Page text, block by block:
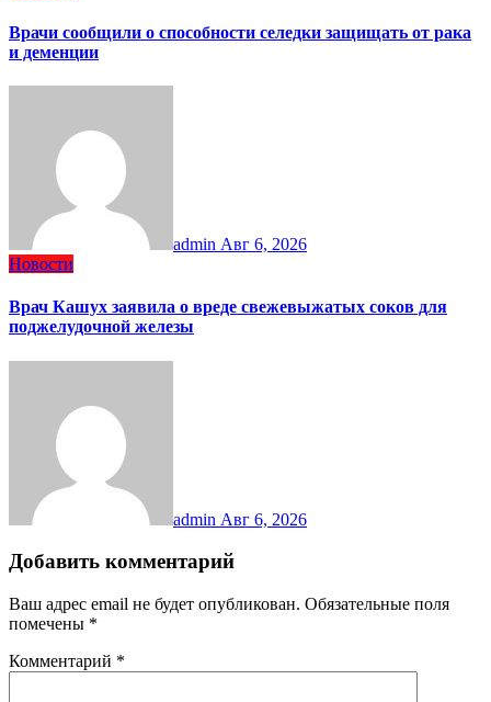
Врачи сообщили о способности селедки защищать от рака
и деменции
admin Авг 6, 2026
Новости
Врач Кашух заявила о вреде свежевыжатых соков для
поджелудочной железы
admin Авг 6, 2026
Добавить комментарий
Ваш адрес email не будет опубликован. Обязательные поля
помечены *
Комментарий *